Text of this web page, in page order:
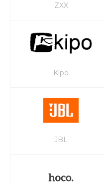
ZXX
Kipo
JBL